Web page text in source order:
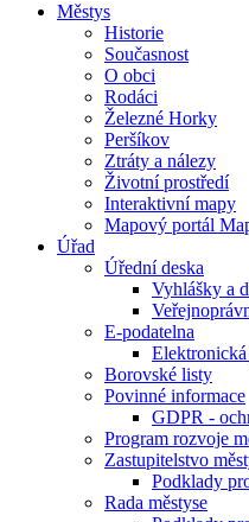
Městys
Historie
Současnost
O obci
Rodáci
Železné Horky
Peršíkov
Ztráty a nálezy
Životní prostředí
Interaktivní mapy
Mapový portál
Úřad
Úřední deska
Vyhlášky a
E-podatelna
Elektronická
Borovské listy
Povinné informace
GDPR -
Program rozvoje
Zastupitelstvo
Podklady
Rada městyse